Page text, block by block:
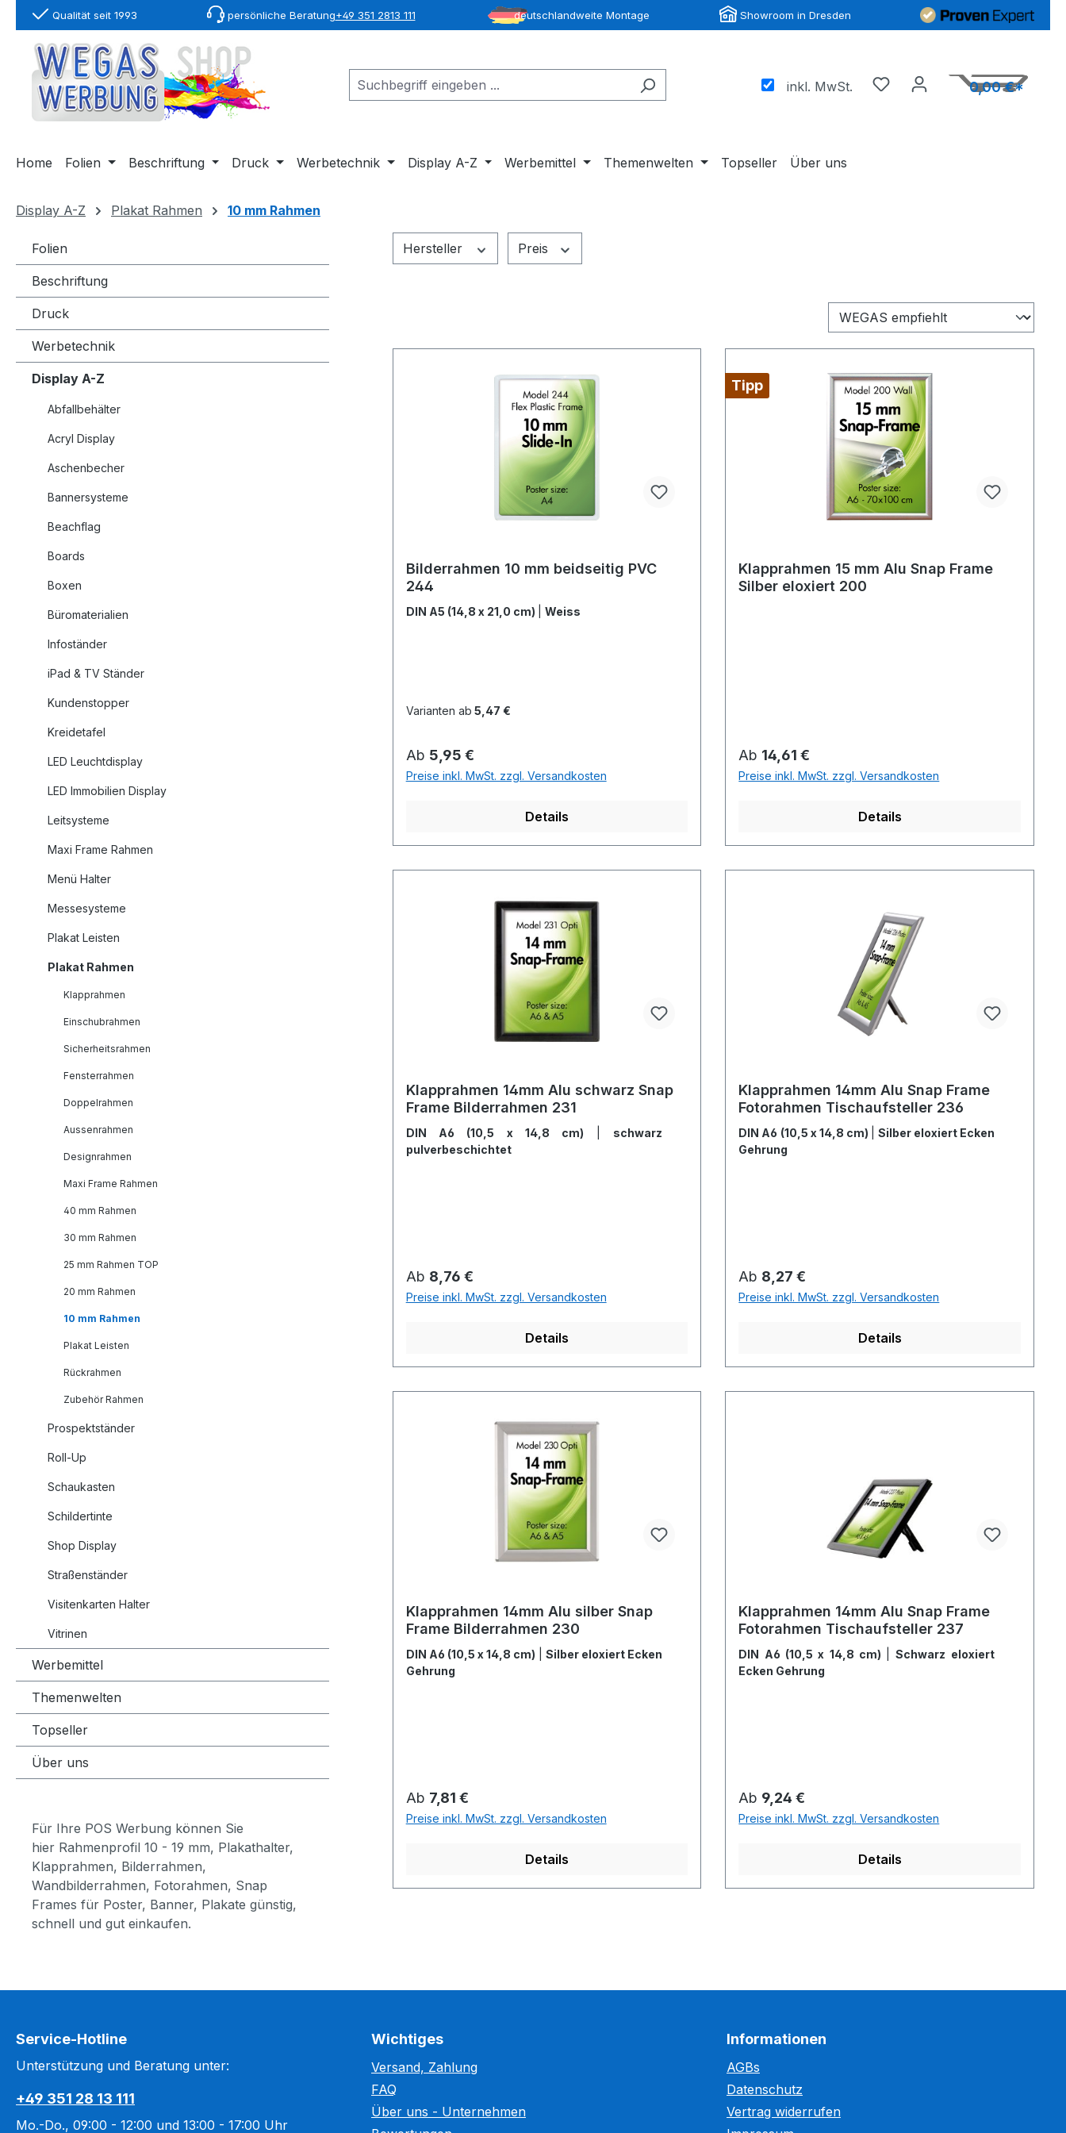
Zur Hauptnavigation springen
Qualität seit 1993 persönliche Beratung+49 351 2813 111 deutschlandweite Montage Showroom in Dresden
inkl. MwSt. 0,00 €*
Home Folien Beschriftung Druck Werbetechnik Display A-Z Werbemittel Themenwelten Topseller Über uns
Display A-Z Plakat Rahmen 10 mm Rahmen
Folien
Beschriftung
Druck
Werbetechnik
Display A-Z
Abfallbehälter
Acryl Display
Aschenbecher
Bannersysteme
Beachflag
Boards
Boxen
Büromaterialien
Infoständer
iPad & TV Ständer
Kundenstopper
Kreidetafel
LED Leuchtdisplay
LED Immobilien Display
Leitsysteme
Maxi Frame Rahmen
Menü Halter
Messesysteme
Plakat Leisten
Plakat Rahmen
Klapprahmen
Einschubrahmen
Sicherheitsrahmen
Fensterrahmen
Doppelrahmen
Aussenrahmen
Designrahmen
Maxi Frame Rahmen
40 mm Rahmen
30 mm Rahmen
25 mm Rahmen TOP
20 mm Rahmen
10 mm Rahmen
Plakat Leisten
Rückrahmen
Zubehör Rahmen
Prospektständer
Roll-Up
Schaukasten
Schildertinte
Shop Display
Straßenständer
Visitenkarten Halter
Vitrinen
Werbemittel
Themenwelten
Topseller
Über uns
Für Ihre POS Werbung können Sie
hier Rahmenprofil 10 - 19 mm, Plakathalter,
Klapprahmen, Bilderrahmen,
Wandbilderrahmen, Fotorahmen, Snap
Frames für Poster, Banner, Plakate günstig,
schnell und gut einkaufen.
Hersteller Preis
Bilderrahmen 10 mm beidseitig PVC
244
DIN A5 (14,8 x 21,0 cm) Weiss
Varianten ab 5,47 €
Regulärer Preis:
Ab 5,95 €
Preise inkl. MwSt. zzgl. Versandkosten
Details
Tipp
Klapprahmen 15 mm Alu Snap Frame
Silber eloxiert 200
Regulärer Preis:
Ab 14,61 €
Preise inkl. MwSt. zzgl. Versandkosten
Details
Klapprahmen 14mm Alu schwarz Snap
Frame Bilderrahmen 231
DIN A6 (10,5 x 14,8 cm)
schwarz
pulverbeschichtet
Regulärer Preis:
Ab 8,76 €
Preise inkl. MwSt. zzgl. Versandkosten
Details
Klapprahmen 14mm Alu Snap Frame
Fotorahmen Tischaufsteller 236
DIN A6 (10,5 x 14,8 cm) |Silber eloxiert Ecken
Gehrung
Regulärer Preis:
Ab 8,27 €
Preise inkl. MwSt. zzgl. Versandkosten
Details
Klapprahmen 14mm Alu silber Snap
Frame Bilderrahmen 230
DIN A6 (10,5 x 14,8 cm)
Silber eloxiert Ecken
Gehrung
Regulärer Preis:
Ab 7,81 €
Preise inkl. MwSt. zzgl. Versandkosten
Details
Klapprahmen 14mm Alu Snap Frame
Fotorahmen Tischaufsteller 237
DIN A6 (10,5 x 14,8 cm) |Schwarz eloxiert
Ecken Gehrung
Regulärer Preis:
Ab 9,24 €
Preise inkl. MwSt. zzgl. Versandkosten
Details
Service-Hotline
Unterstützung und Beratung unter:
+49 351 28 13 111
Mo.-Do., 09:00 - 12:00 und 13:00 - 17:00 Uhr
Wichtiges
Versand, Zahlung
FAQ
Über uns - Unternehmen
Informationen
AGBs
Datenschutz
Vertrag widerrufen